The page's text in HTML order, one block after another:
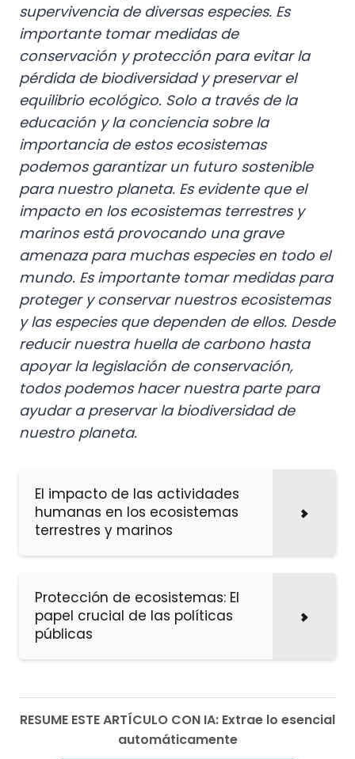
supervivencia de diversas especies. Es
importante tomar medidas de
conservación y protección para evitar la
pérdida de biodiversidad y preservar el
equilibrio ecológico. Solo a través de la
educación y la conciencia sobre la
importancia de estos ecosistemas
podemos garantizar un futuro sostenible
para nuestro planeta. Es evidente que el
impacto en los ecosistemas terrestres y
marinos está provocando una grave
amenaza para muchas especies en todo el
mundo. Es importante tomar medidas para
proteger y conservar nuestros ecosistemas
y las especies que dependen de ellos. Desde
reducir nuestra huella de carbono hasta
apoyar la legislación de conservación,
todos podemos hacer nuestra parte para
ayudar a preservar la biodiversidad de
nuestro planeta.
El impacto de las actividades
humanas en los ecosistemas
terrestres y marinos
Protección de ecosistemas: El
papel crucial de las políticas
públicas
RESUME ESTE ARTÍCULO CON IA: Extrae lo esencial
automáticamente